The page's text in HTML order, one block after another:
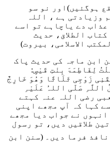
ہوگئیں)اور نو سو
وزیادتی ہے ، اللہ
دے یاچاہے تو اسے
الطلاق، حدیث
ابن ماجہ کی حدیث پاک
لِفَاطِمَۃَ بِنْتِ قَیْسٍ:
زَوْجِی ثَلَاثًا وَھُوَ خَارِجٌ
اللَّہِ صَلّی اللہُ عَلَیْہِ
رضی اللہ عنہ کہتے
کہا کہ آپ مجھے اپنی
انہوں نے جواب دیا مجھے
طلاقیں دیں، تو رسول
فرما دیں۔ (سنن ابن